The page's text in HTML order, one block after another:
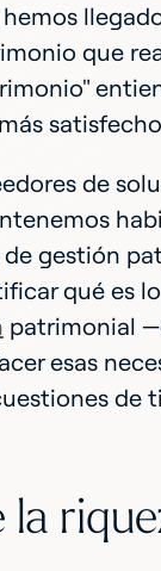
que
de
gestión
qué es
patrimonial
esas
de